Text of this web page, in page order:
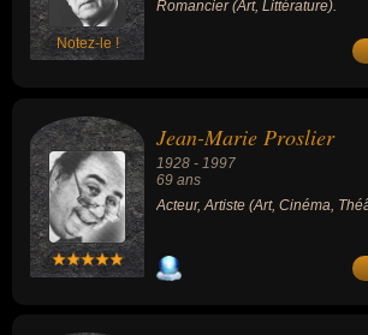
Notez-le !
Romancier (Art, Littérature).
Jean-Marie Proslier
1928 - 1997
69 ans
Acteur, Artiste (Art, Cinéma,